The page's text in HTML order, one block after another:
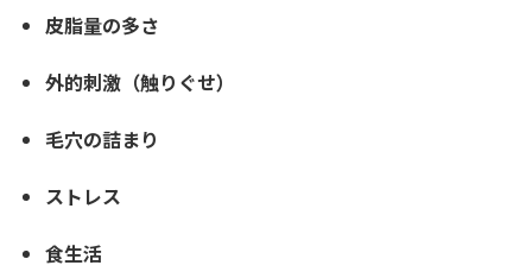
皮脂量の多さ
外的刺激（触りぐせ）
毛穴の詰まり
ストレス
食生活